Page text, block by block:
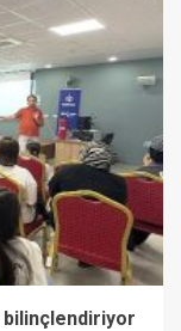
bilinçlendiriyor